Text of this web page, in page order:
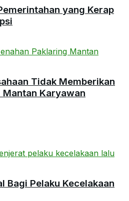
yang Kerap
Tidak Memberikan
Karyawan
Bagi Pelaku Kecelakaan